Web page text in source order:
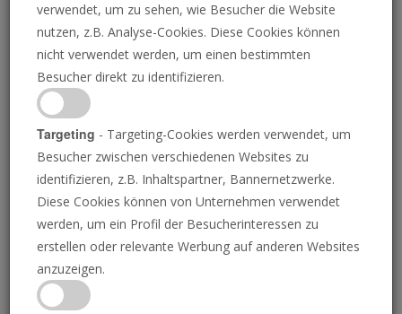
Der 16. Januar: Gottes Tag der
Wunder
verwendet, um zu sehen, wie Besucher die Website
nutzen, z.B. Analyse-Cookies. Diese Cookies können
nicht verwendet werden, um einen bestimmten
Besucher direkt zu identifizieren.
Targeting - Targeting-Cookies werden verwendet, um
Besucher zwischen verschiedenen Websites zu
identifizieren, z.B. Inhaltspartner, Bannernetzwerke.
Diese Cookies können von Unternehmen verwendet
werden, um ein Profil der Besucherinteressen zu
erstellen oder relevante Werbung auf anderen Websites
anzuzeigen.